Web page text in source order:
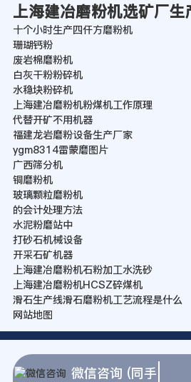
上海建冶磨粉机选矿厂
十个小时生产四仠方磨粉机
珊瑚钙粉
废岩棉磨粉机
白灰干粉粉碎机
水稳块粉碎机
上海建冶磨粉机粉煤机工作原理
代替开矿不用机器
福建龙岩磨粉设备生产厂家
ygm8314雷蒙磨图片
广西筛分机
铜磨粉机
玻璃颗粒磨粉机
的会计处理方法
水泥粉磨站中
打砂石机械设备
开采石矿机器
上海建冶磨粉机石粉加工水洗砂
上海建冶磨粉机HCSZ碎煤机
滑石生产线滑石磨粉机工艺流程是什么
网站地图
微信咨询 (同手